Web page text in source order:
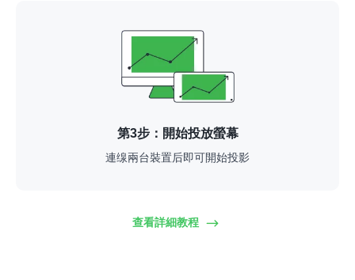
第3步：開始投放螢幕
連缐兩台裝置后即可開始投影
查看詳細教程